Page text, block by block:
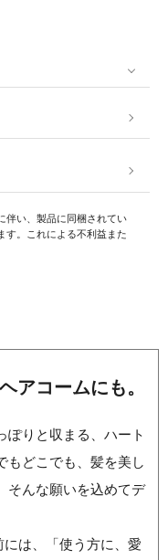
伴い、製品に同梱されてい
す。これによる不利益また
アコームにも。
ぽりと収まる、ハート
もどこでも、髪を美し
そんな願いを込めてデ
には、「使う方に、愛